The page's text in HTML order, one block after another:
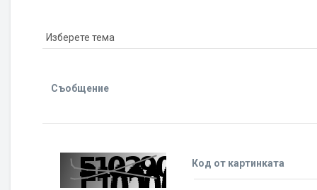
Съобщение
Код от картинката